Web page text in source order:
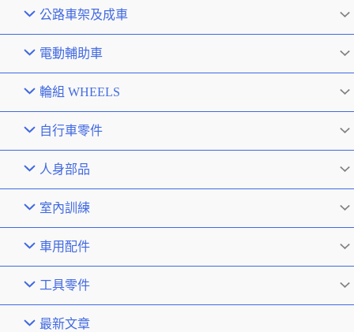
公路車架及成車
電動輔助車
輪組 WHEELS
自行車零件
人身部品
室內訓練
車用配件
工具零件
最新文章